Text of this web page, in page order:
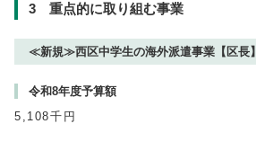
3 重点的に取り組む事業
≪新規≫西区中学生の海外派遣事業【区長】
令和8年度予算額
5,108千円